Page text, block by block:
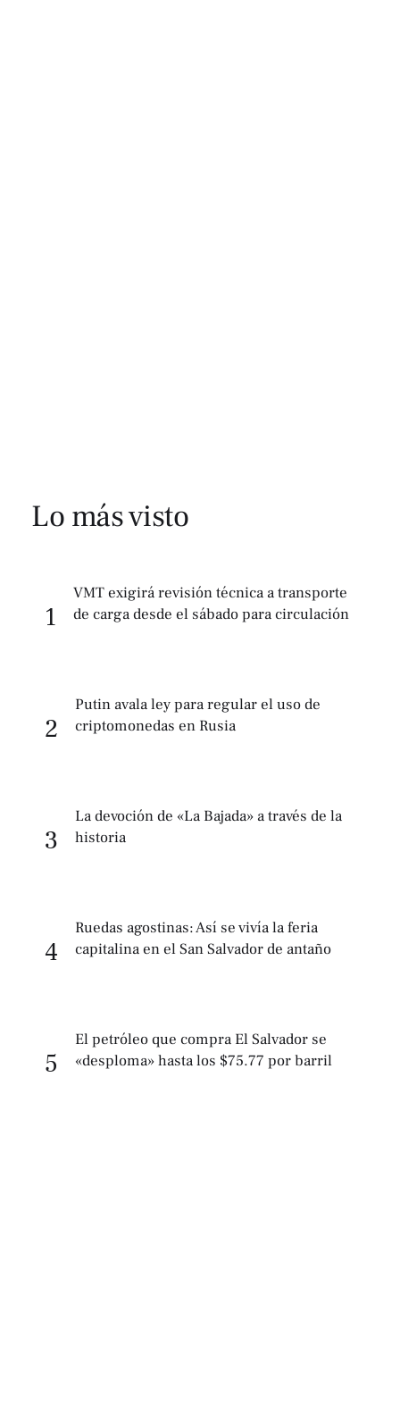
Lo más visto
1
VMT exigirá revisión técnica a transporte
de carga desde el sábado para circulación
2
Putin avala ley para regular el uso de
criptomonedas en Rusia
3
La devoción de «La Bajada» a través de la
historia
4
Ruedas agostinas: Así se vivía la feria
capitalina en el San Salvador de antaño
5
El petróleo que compra El Salvador se
«desploma» hasta los $75.77 por barril